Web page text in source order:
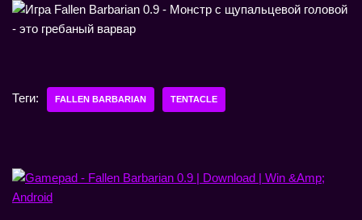
Теги: FALLEN BARBARIAN TENTACLE